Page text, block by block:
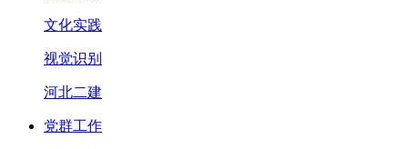
文化实践
视觉识别
河北二建
党群工作